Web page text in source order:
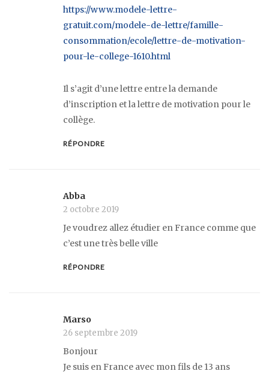
https://www.modele-lettre-
gratuit.com/modele-de-lettre/famille-
consommation/ecole/lettre-de-motivation-
pour-le-college-1610.html
Il s’agit d’une lettre entre la demande
d’inscription et la lettre de motivation pour le
collège.
RÉPONDRE
Abba
2 octobre 2019
Je voudrez allez étudier en France comme que
c’est une très belle ville
RÉPONDRE
Marso
26 septembre 2019
Bonjour
Je suis en France avec mon fils de 13 ans